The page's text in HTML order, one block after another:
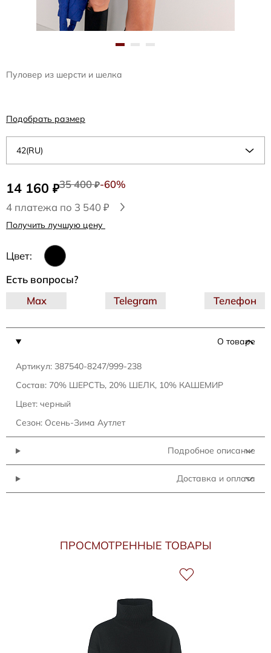
Пуловер из шерсти и шелка
14 160 ₽35 400₽-60%
4 платежа по 3 540 ₽
Получить лучшую цену
Цвет:
42(RU)
Подобрать размер
О товаре
Артикул: 387540-8247/999-238
Состав: 70% ШЕРСТЬ, 20% ШЕЛК, 10% КАШЕМИР
Цвет: черный
Сезон: Осень-Зима Аутлет
Подробное описание
Доставка и оплата
Есть вопросы?
Telegram
Max Телефон
ПРОСМОТРЕННЫЕ ТОВАРЫ